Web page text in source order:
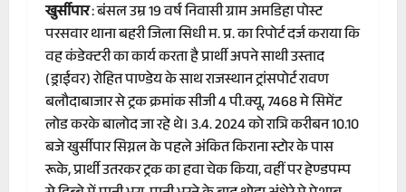
खुर्सीपार: बंसल उम्र 19 वर्ष निवासी ग्राम अमडिहा पोस्ट
परसवार थाना बहरी जिला सिधी म. प्र. का रिपोर्ट दर्ज कराया कि
वह कंडेक्टरी का कार्य करता है प्रार्थी अपने साथी उस्ताद
(ड्राईवर) रोहित पाण्डेय के साथ राजस्थान ट्रांसपोर्ट रावण
बलौदाबाजार से ट्रक क्रमांक सीजी 4 पी.क्यू, 7468 मे सिमेंट
लोड करके बालोद जा रहे थे। 3.4. 2024 को रात्रि करीबन 10.10
बजे खुर्सीपार सिग्नल के पहले अंकित किराना स्टोर के पास
रूके, प्रार्थी उतरकर ट्रक का हवा चेक किया, वहीं पर हेण्डपम्प